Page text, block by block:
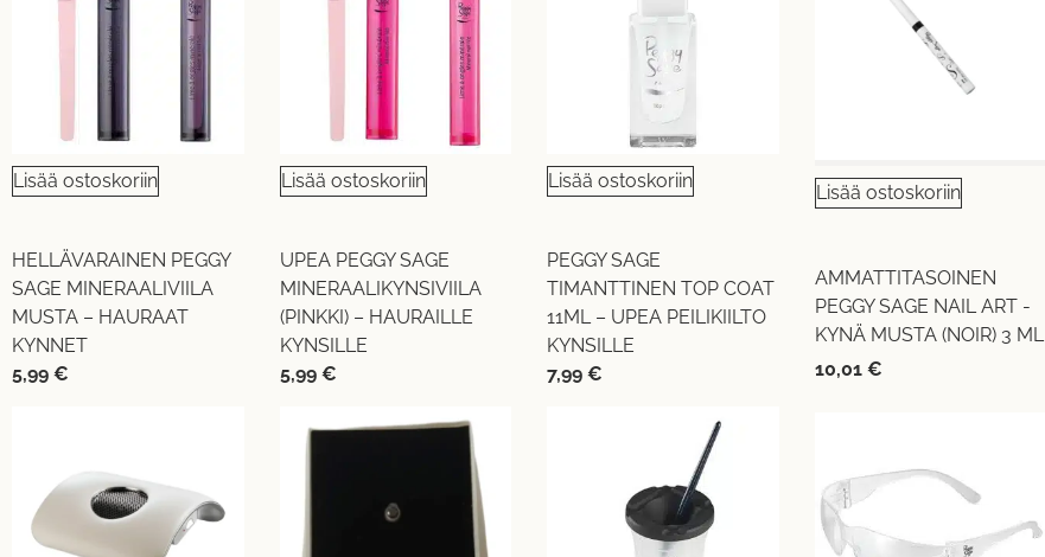
Lisää ostoskoriin
HELLÄVARAINEN PEGGY
SAGE MINERAALIVIILA
MUSTA – HAURAAT
KYNNET
5,99 €
Lisää ostoskoriin
UPEA PEGGY SAGE
MINERAALIKYNSIVIILA
(PINKKI) – HAURAILLE
KYNSILLE
5,99 €
Lisää ostoskoriin
PEGGY SAGE
TIMANTTINEN TOP COAT
11ML – UPEA PEILIKIILTO
KYNSILLE
7,99€
Lisää ostoskoriin
AMMATTITASOINEN
PEGGY SAGE NAIL ART -
KYNÄ MUSTA (NOIR) 3 ML
10,01 €